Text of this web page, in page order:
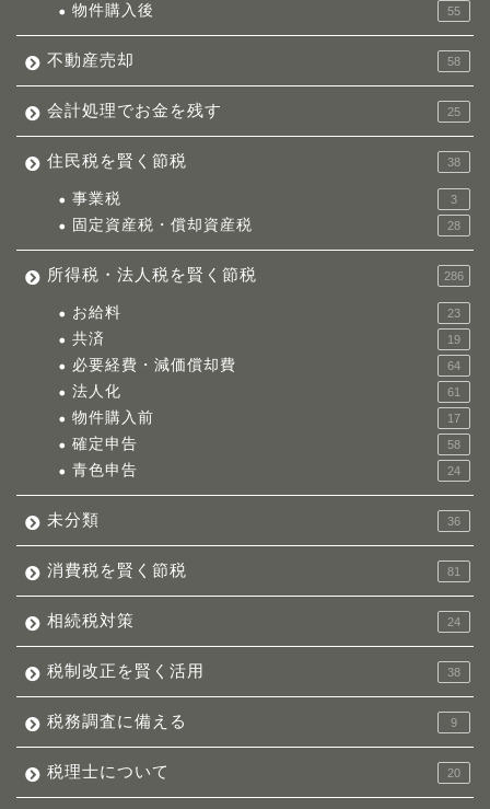
物件購入後 55
不動産売却 58
会計処理でお金を残す 25
住民税を賢く節税 38
事業税 3
固定資産税・償却資産税 28
所得税・法人税を賢く節税 286
お給料 23
共済 19
必要経費・減価償却費 64
法人化 61
物件購入前 17
確定申告 58
青色申告 24
未分類 36
消費税を賢く節税 81
相続税対策 24
税制改正を賢く活用 38
税務調査に備える 9
税理士について 20